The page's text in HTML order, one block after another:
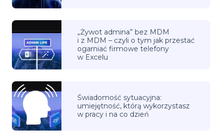
„Żywot admina” bez MDM
i z MDM – czyli o tym jak przestać
ogarniać firmowe telefony
w Excelu
Świadomość sytuacyjna:
umiejętność, którą wykorzystasz
w pracy i na co dzień